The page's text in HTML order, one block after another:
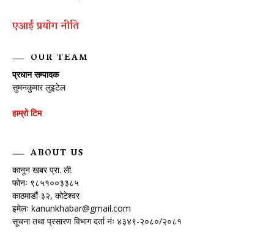
एआई प्रयाेग नीति
OUR TEAM
प्रधान सम्पादक
सुमनकुमार लुइटेल
हाम्रो टिम
ABOUT US
कानून खबर प्रा. ली.
फोनः ९८५१००३३८५
काठमाडौं ३२, कोटेश्वर
इमेलः kanunkhabar@gmail.com
सूचना तथा प्रसारण विभाग दर्ता नंः ४३४९-२०८०/२०८१